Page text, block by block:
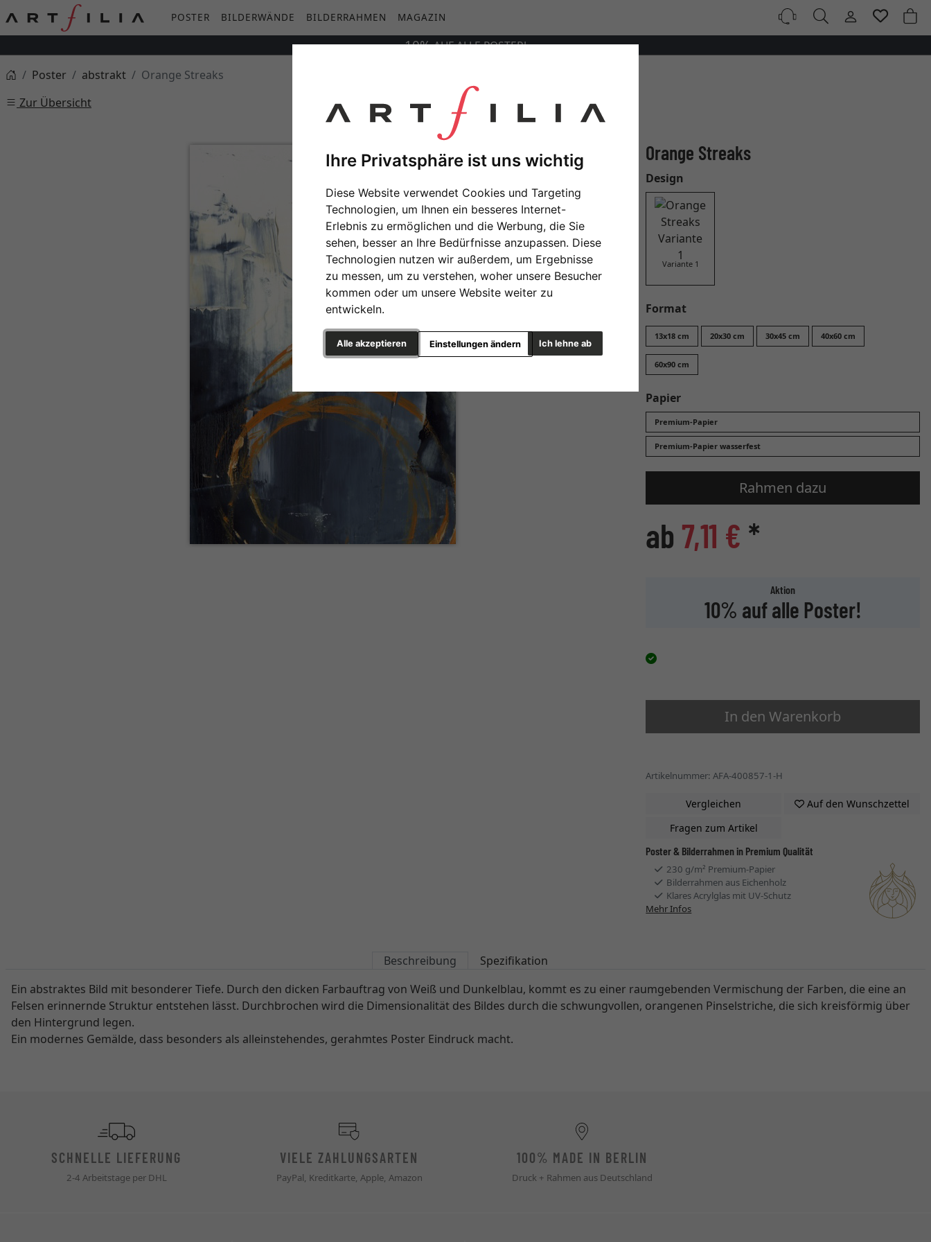
Ihre Privatsphäre ist uns wichtig
Diese Website verwendet Cookies und Targeting
Technologien, um Ihnen ein besseres Internet-
Erlebnis zu ermöglichen und die Werbung, die Sie
sehen, besser an Ihre Bedürfnisse anzupassen. Diese
Technologien nutzen wir außerdem, um Ergebnisse
zu messen, um zu verstehen, woher unsere Besucher
kommen oder um unsere Website weiter zu
entwickeln.
Alle akzeptieren Ich lehne ab
Einstellungen ändern
POSTER BILDERWÄNDE BILDERRAHMEN MAGAZIN
10%AUFALLEPOSTER!
Poster
abstrakt
Orange Streaks
Zur Übersicht
Orange Streaks
Design
Variante 1
Format
13x18 cm 20x30 cm 30x45 cm 40x60 cm
60x90 cm
Papier
Premium-Papier
Premium-Papier wasserfest
Rahmen dazu
ab 7,11 € *
Aktion
10% auf alle Poster!
In den Warenkorb
Artikelnummer: AFA-400857-1-H
Vergleichen
Auf den Wunschzettel
Fragen zum Artikel
Poster & Bilderrahmen in Premium Qualität
230 g/m² Premium-Papier
Bilderrahmen aus Eichenholz
Klares Acrylglas mit UV-Schutz
Mehr Infos
Beschreibung
Spezifikation
Ein abstraktes Bild mit besonderer Tiefe. Durch den dicken Farbauftrag von Weiß und Dunkelblau, kommt es zu einer raumgebenden Vermischung der Farben, die eine an
Felsen erinnernde Struktur entstehen lässt. Durchbrochen wird die Dimensionalität des Bildes durch die schwungvollen, orangenen Pinselstriche, die sich kreisförmig über
den Hintergrund legen.
Ein modernes Gemälde, dass besonders als alleinstehendes, gerahmtes Poster Eindruck macht.
SCHNELLE LIEFERUNG
2-4 Arbeitstage per DHL
VIELE ZAHLUNGSARTEN
PayPal, Kreditkarte, Apple, Amazon
100% MADE IN BERLIN
Druck + Rahmen aus Deutschland